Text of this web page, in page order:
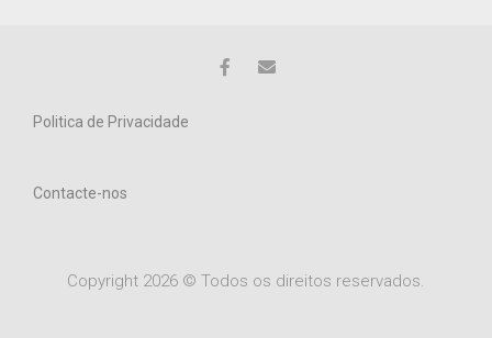
Politica de Privacidade
Contacte-nos
Copyright 2026 © Todos os direitos reservados.